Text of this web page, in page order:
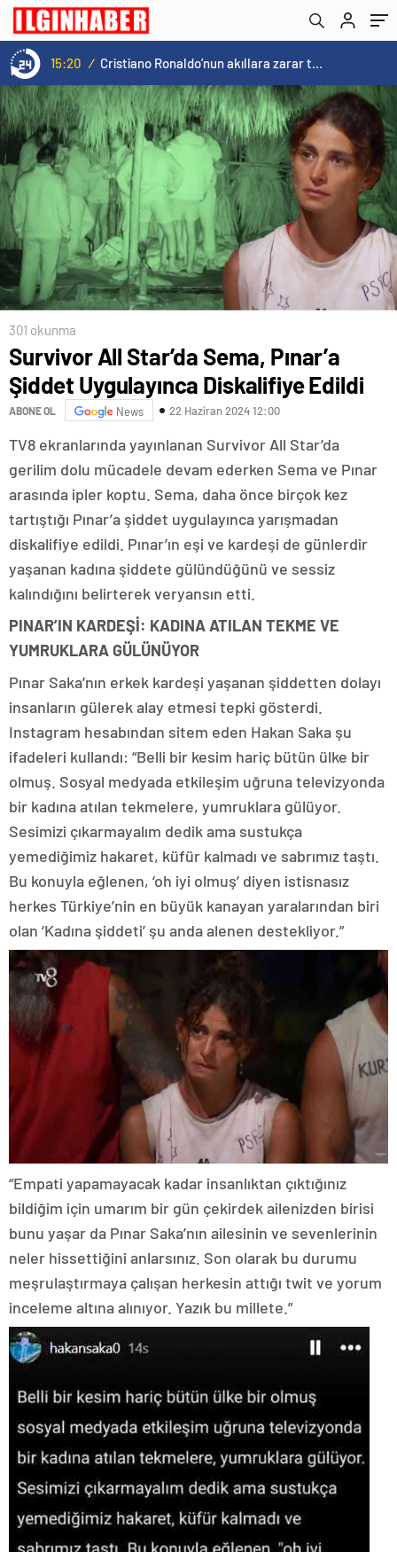
15:20 / Cristiano Ronaldo’nun akıllara zarar tüm kariyerinin istatistiğini çıkardık !
301 okunma
Survivor All Star’da Sema, Pınar’a
Şiddet Uygulayınca Diskalifiye Edildi
ABONE OL News 22 Haziran 2024 12:00
TV8 ekranlarında yayınlanan Survivor All Star’da
gerilim dolu mücadele devam ederken Sema ve Pınar
arasında ipler koptu. Sema, daha önce birçok kez
tartıştığı Pınar’a şiddet uygulayınca yarışmadan
diskalifiye edildi. Pınar’ın eşi ve kardeşi de günlerdir
yaşanan kadına şiddete gülündüğünü ve sessiz
kalındığını belirterek veryansın etti.
PINAR’IN KARDEŞİ: KADINA ATILAN TEKME VE
YUMRUKLARA GÜLÜNÜYOR
Pınar Saka’nın erkek kardeşi yaşanan şiddetten dolayı
insanların gülerek alay etmesi tepki gösterdi.
Instagram hesabından sitem eden Hakan Saka şu
ifadeleri kullandı: “Belli bir kesim hariç bütün ülke bir
olmuş. Sosyal medyada etkileşim uğruna televizyonda
bir kadına atılan tekmelere, yumruklara gülüyor.
Sesimizi çıkarmayalım dedik ama sustukça
yemediğimiz hakaret, küfür kalmadı ve sabrımız taştı.
Bu konuyla eğlenen, ‘oh iyi olmuş’ diyen istisnasız
herkes Türkiye’nin en büyük kanayan yaralarından biri
olan ‘Kadına şiddeti’ şu anda alenen destekliyor.”
“Empati yapamayacak kadar insanlıktan çıktığınız
bildiğim için umarım bir gün çekirdek ailenizden birisi
bunu yaşar da Pınar Saka’nın ailesinin ve sevenlerinin
neler hissettiğini anlarsınız. Son olarak bu durumu
meşrulaştırmaya çalışan herkesin attığı twit ve yorum
inceleme altına alınıyor. Yazık bu millete.”